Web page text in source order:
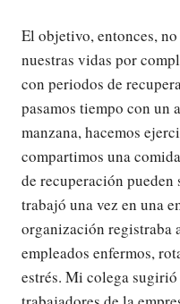
El objetivo, entonces,
nuestras vidas por
con periodos de
pasamos tiempo con un
manzana, hacemos
compartimos una
de recuperación
trabajó una vez en una
organización registraba
empleados enfermos,
estrés. Mi colega